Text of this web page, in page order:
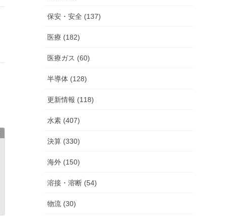
保安・安全 (137)
医療 (182)
医療ガス (60)
半導体 (128)
更新情報 (118)
水素 (407)
決算 (330)
海外 (150)
溶接・溶断 (54)
物流 (30)